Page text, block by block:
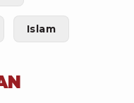
Islam